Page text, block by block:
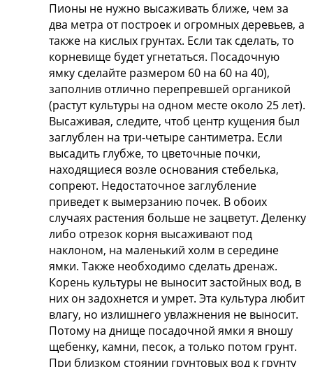
Пионы не нужно высаживать ближе, чем за
два метра от построек и огромных деревьев, а
также на кислых грунтах. Если так сделать, то
корневище будет угнетаться. Посадочную
ямку сделайте размером 60 на 60 на 40),
заполнив отлично перепревшей органикой
(растут культуры на одном месте около 25 лет).
Высаживая, следите, чтоб центр кущения был
заглублен на три-четыре сантиметра. Если
высадить глубже, то цветочные почки,
находящиеся возле основания стебелька,
сопреют. Недостаточное заглубление
приведет к вымерзанию почек. В обоих
случаях растения больше не зацветут. Деленку
либо отрезок корня высаживают под
наклоном, на маленький холм в середине
ямки. Также необходимо сделать дренаж.
Корень культуры не выносит застойных вод, в
них он задохнется и умрет. Эта культура любит
влагу, но излишнего увлажнения не выносит.
Потому на днище посадочной ямки я вношу
щебенку, камни, песок, а только потом грунт.
При близком стоянии грунтовых вод к грунту